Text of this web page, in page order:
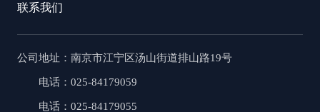
联系我们
公司地址 ：南京市江宁区汤山街道排山路19号
电话：025-84179059
电话：025-84179055